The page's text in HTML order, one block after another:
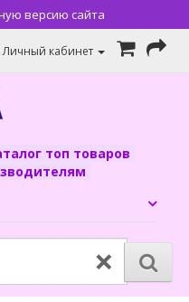
версию сайта
Личный кабинет
топ товаров
×